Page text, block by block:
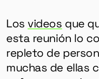
Losvideos que
esta reunión lo
repleto de
muchas de ellas